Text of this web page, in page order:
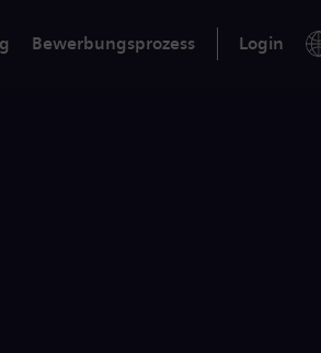
Bewerbungsprozess Login